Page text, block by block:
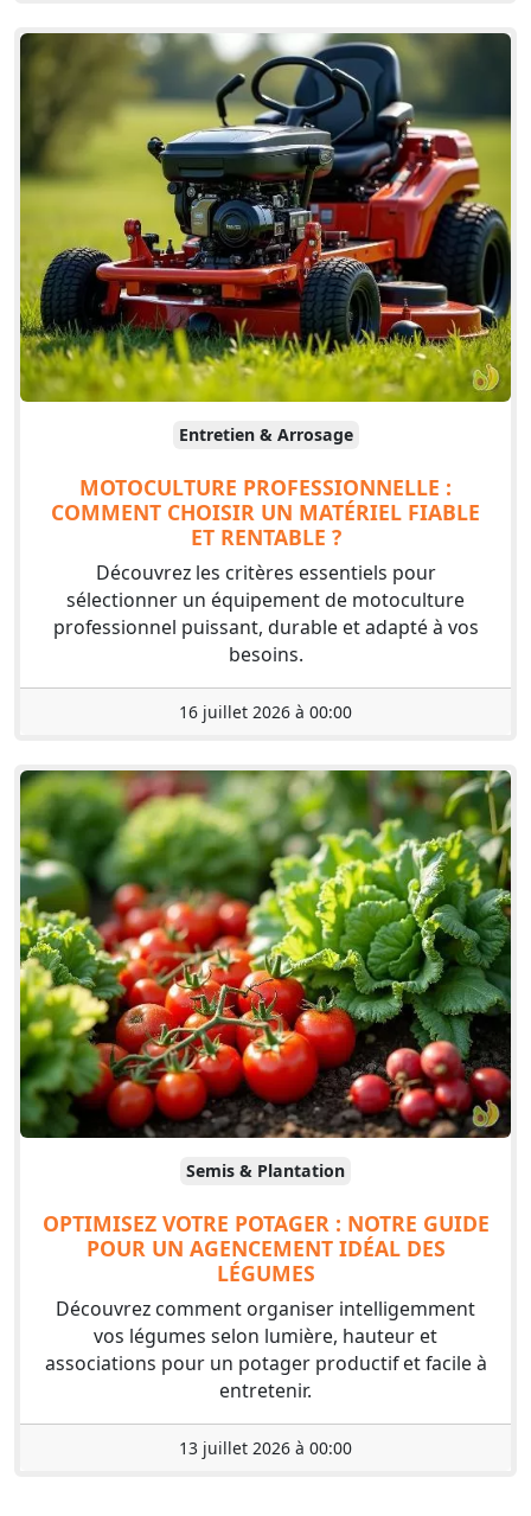
Entretien & Arrosage
MOTOCULTURE PROFESSIONNELLE :
COMMENT CHOISIR UN MATÉRIEL FIABLE
ET RENTABLE ?
Découvrez les critères essentiels pour
sélectionner un équipement de motoculture
professionnel puissant, durable et adapté à vos
besoins.
16 juillet 2026 à 00:00
Semis & Plantation
OPTIMISEZ VOTRE POTAGER : NOTRE GUIDE
POUR UN AGENCEMENT IDÉAL DES
LÉGUMES
Découvrez comment organiser intelligemment
vos légumes selon lumière, hauteur et
associations pour un potager productif et facile à
entretenir.
13 juillet 2026 à 00:00